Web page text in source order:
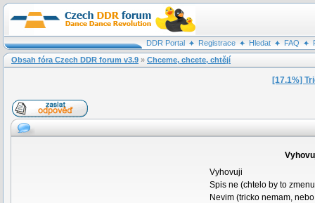
DDR Portal Registrace Hledat FAQ
Obsah fóra Czech DDR forum v3.9 » Chceme, chcete, chtějí
[17.1%]
Vyhovuji
Spis ne (chtelo by to
Nevim (tricko nemam,